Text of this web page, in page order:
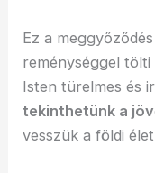
Ez a
reménységgel
Isten türelmes és
tekinthetünk a
vesszük a földi